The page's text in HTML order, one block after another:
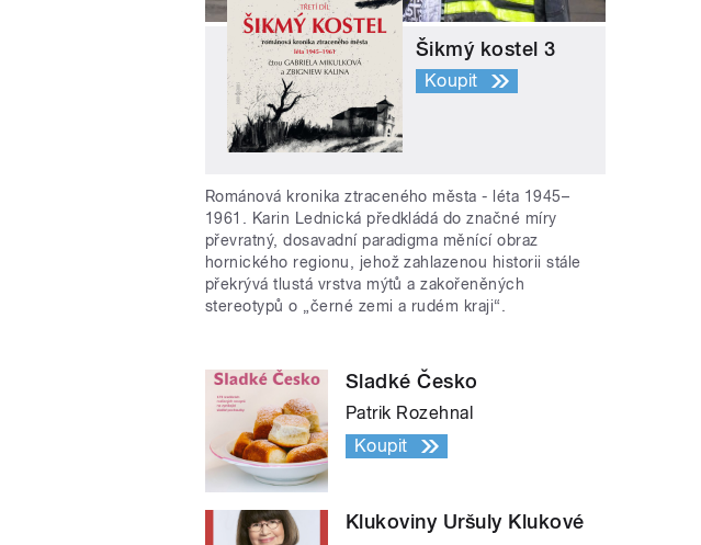
Šikmý kostel 3
Koupit
Románová kronika ztraceného města - léta 1945–
1961. Karin Lednická předkládá do značné míry
převratný, dosavadní paradigma měnící obraz
hornického regionu, jehož zahlazenou historii stále
překrývá tlustá vrstva mýtů a zakořeněných
stereotypů o „černé zemi a rudém kraji“.
Sladké Česko
Patrik Rozehnal
Koupit
Klukoviny Uršuly Klukové